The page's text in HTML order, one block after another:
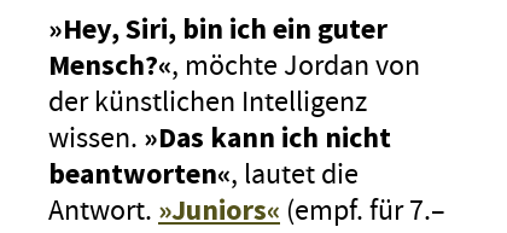
»Hey, Siri, bin ich ein guter
Mensch?«, möchte Jordan von
der künstlichen Intelligenz
wissen. »Das kann ich nicht
beantworten«, lautet die
Antwort. »Juniors« (empf. für 7.–